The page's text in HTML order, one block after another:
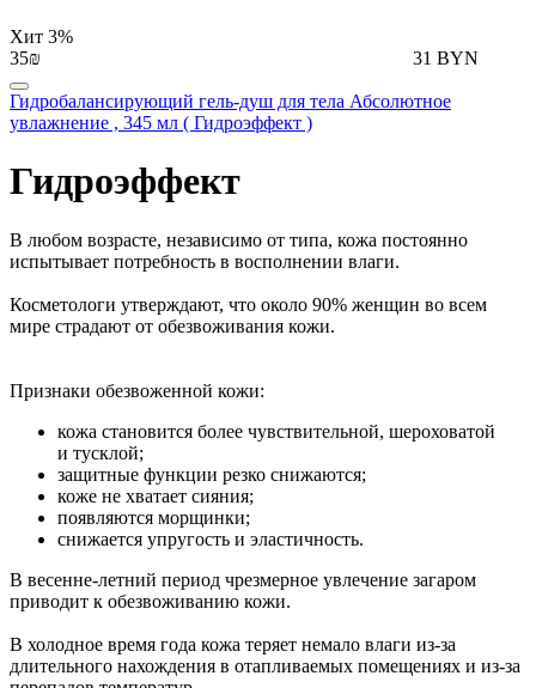
Хит 3%
35₪
31 BYN
Гидробалансирующий гель-душ для тела Абсолютное
увлажнение , 345 мл ( Гидроэффект )
Гидроэффект
В любом возрасте, независимо от типа, кожа постоянно
испытывает потребность в восполнении влаги.
Косметологи утверждают, что около 90% женщин во всем
мире страдают от обезвоживания кожи.
Признаки обезвоженной кожи:
кожа становится более чувствительной, шероховатой
и тусклой;
защитные функции резко снижаются;
коже не хватает сияния;
появляются морщинки;
снижается упругость и эластичность.
В весенне-летний период чрезмерное увлечение загаром
приводит к обезвоживанию кожи.
В холодное время года кожа теряет немало влаги из-за
длительного нахождения в отапливаемых помещениях и из-за